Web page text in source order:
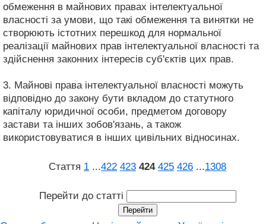
обмеження в майнових правах інтелектуальної
власності за умови, що такі обмеження та винятки не
створюють істотних перешкод для нормальної
реалізації майнових прав інтелектуальної власності та
здійснення законних інтересів суб'єктів цих прав.
3. Майнові права інтелектуальної власності можуть
відповідно до закону бути вкладом до статутного
капіталу юридичної особи, предметом договору
застави та інших зобов'язань, а також
використовуватися в інших цивільних відносинах.
Стаття 1 ...422 423 424 425 426 ...1308
Перейти до статті